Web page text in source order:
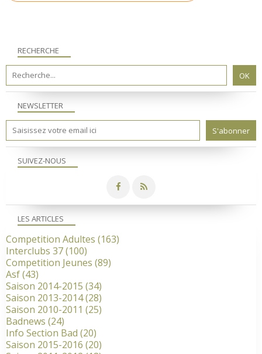
NEWSLETTER
SUIVEZ-NOUS
RECHERCHE
LES ARTICLES
Competition Adultes (163)
Interclubs 37(100)
Competition Jeunes (89)
Asf(43)
Saison 2014-2015 (34)
Saison 2013-2014(28)
Saison 2010-2011 (25)
Badnews (24)
Info Section Bad (20)
Saison 2015-2016 (20)